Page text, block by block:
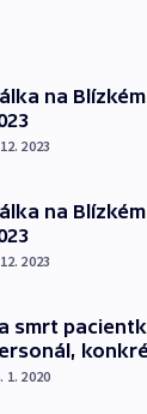
na
2023
na
2023
smrt
1. 2020